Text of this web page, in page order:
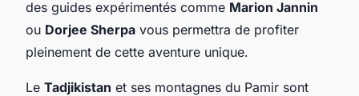
des guides expérimentés comme Marion Jannin
ou Dorjee Sherpa vous permettra de profiter
pleinement de cette aventure unique.
Le Tadjikistan et ses montagnes du Pamir sont